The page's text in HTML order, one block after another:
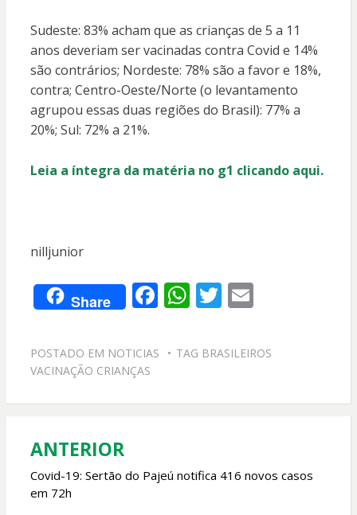
Sudeste: 83% acham que as crianças de 5 a 11
anos deveriam ser vacinadas contra Covid e 14%
são contrários; Nordeste: 78% são a favor e 18%,
contra; Centro-Oeste/Norte (o levantamento
agrupou essas duas regiões do Brasil): 77% a
20%; Sul: 72% a 21%.
Leia a íntegra da matéria no g1 clicando aqui.
nilljunior
Share F
e
o
W
at
A
T
itt
E
ai
POSTADO EM NOTICIAS TAG BRASILEIROS
VACINAÇÃO CRIANÇAS
Navegação
de
Post
ANTERIOR
Covid-19: Sertão do Pajeú notifica 416 novos casos
em 72h